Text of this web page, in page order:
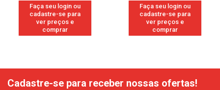
Faça seu login ou
cadastre-se para
ver preços e
comprar
Faça seu login ou
cadastre-se para
ver preços e
comprar
Cadastre-se para receber nossas ofertas!